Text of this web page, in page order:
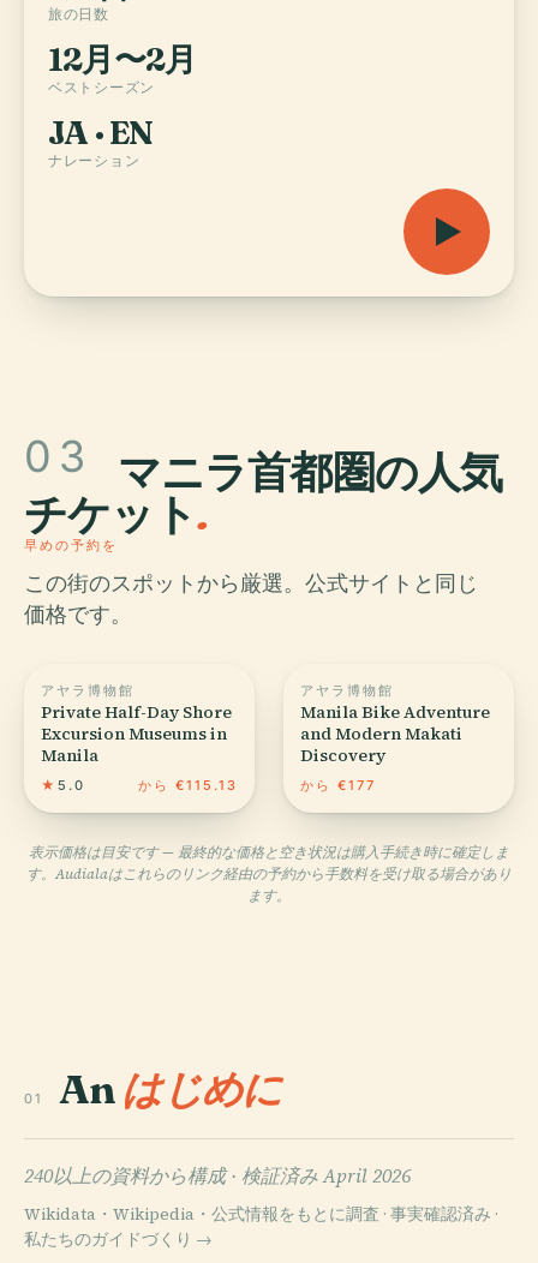
旅の日数
12月〜2月
ベストシーズン
JA · EN
ナレーション
03 マニラ首都圏の人気
チケット.
早めの予約を
この街のスポットから厳選。公式サイトと同じ
価格です。
アヤラ博物館
Private Half-Day Shore
Excursion Museums in
Manila
★ 5.0 から €115.13
アヤラ博物館
Manila Bike Adventure
and Modern Makati
Discovery
から €177
表示価格は目安です — 最終的な価格と空き状況は購入手続き時に確定しま
す。Audialaはこれらのリンク経由の予約から手数料を受け取る場合があり
ます。
01 Anはじめに
240以上の資料から構成 · 検証済み April 2026
Wikidata・Wikipedia・公式情報をもとに調査 · 事実確認済み ·
私たちのガイドづくり →